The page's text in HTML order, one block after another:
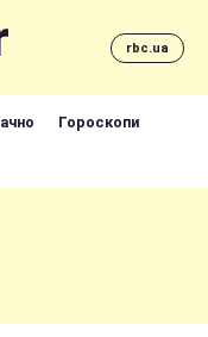
rbc.ua
Гороскопи